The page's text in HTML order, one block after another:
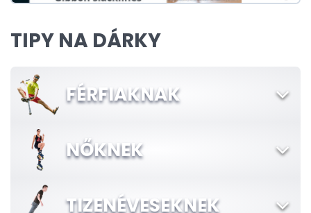
TIPY NA DÁRKY
FÉRFIAKNAK
NŐKNEK
TIZENÉVESEKNEK